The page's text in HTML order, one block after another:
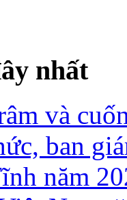
nhất
và
ban
năm